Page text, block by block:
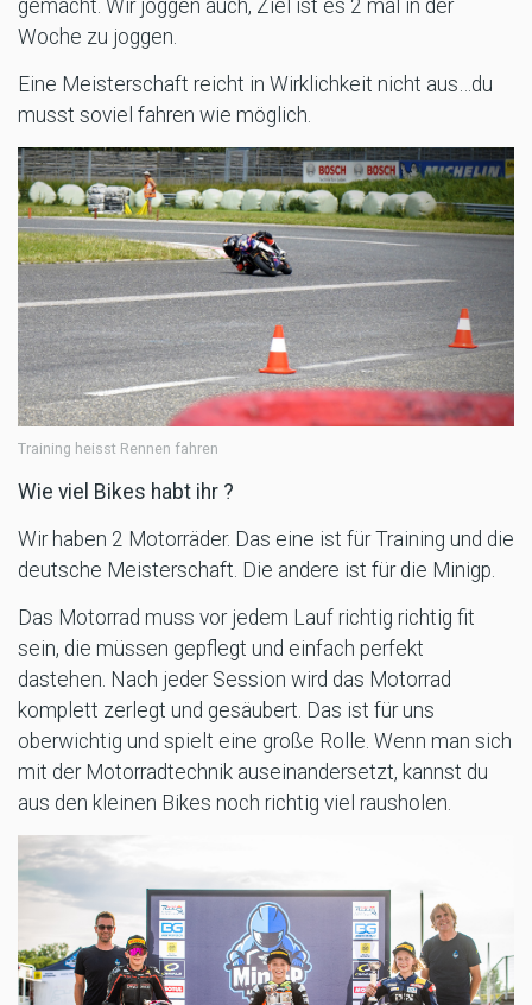
gemacht. Wir joggen auch, Ziel ist es 2 mal in der
Woche zu joggen.
Eine Meisterschaft reicht in Wirklichkeit nicht aus…du
musst soviel fahren wie möglich.
Training heisst Rennen fahren
Wie viel Bikes habt ihr ?
Wir haben 2 Motorräder. Das eine ist für Training und die
deutsche Meisterschaft. Die andere ist für die Minigp.
Das Motorrad muss vor jedem Lauf richtig richtig fit
sein, die müssen gepflegt und einfach perfekt
dastehen. Nach jeder Session wird das Motorrad
komplett zerlegt und gesäubert. Das ist für uns
oberwichtig und spielt eine große Rolle. Wenn man sich
mit der Motorradtechnik auseinandersetzt, kannst du
aus den kleinen Bikes noch richtig viel rausholen.